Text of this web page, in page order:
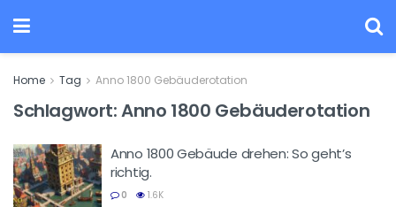
Home Tag Anno 1800 Gebäuderotation
Schlagwort:Anno 1800 Gebäuderotation
Anno 1800 Gebäude drehen: So geht’s
richtig.
0 1.6K